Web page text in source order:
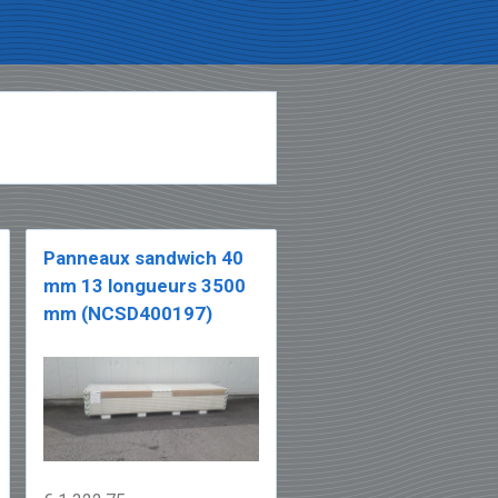
Panneaux sandwich 40
mm 13 longueurs 3500
mm (NCSD400197)